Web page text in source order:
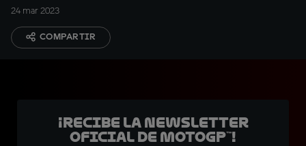
24 mar 2023
COMPARTIR
¡Recibe la Newsletter
oficial de MotoGP™!